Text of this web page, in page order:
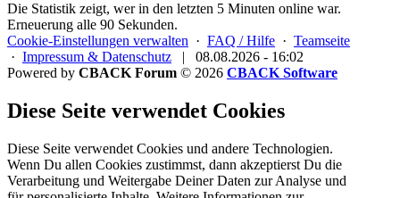
Die Statistik zeigt, wer in den letzten 5 Minuten online war.
Erneuerung alle 90 Sekunden.
Cookie-Einstellungen verwalten · FAQ / Hilfe · Teamseite
· Impressum & Datenschutz |
08.08.2026 - 16:02
Powered by CBACK Forum © 2026 CBACK Software
Diese Seite verwendet Cookies
Diese Seite verwendet Cookies und andere Technologien.
Wenn Du allen Cookies zustimmst, dann akzeptierst Du die
Verarbeitung und Weitergabe Deiner Daten zur Analyse und